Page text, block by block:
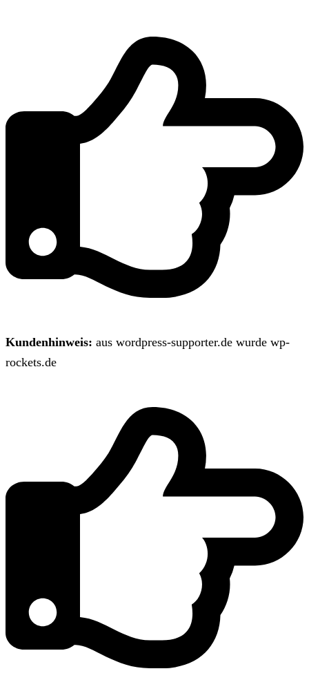
Kundenhinweis: aus wordpress-supporter.de wurde wp-
rockets.de